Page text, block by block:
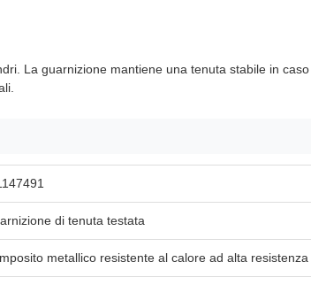
La guarnizione mantiene una tenuta stabile in
di tenuta testata
metallico resistente al calore ad alta resistenza